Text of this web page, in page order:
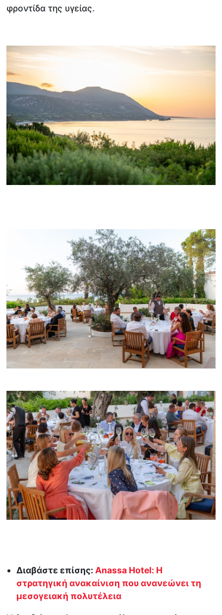
φροντίδα της υγείας.
Διαβάστε επίσης: Anassa Hotel: Η
στρατηγική ανακαίνιση που ανανεώνει τη
μεσογειακή πολυτέλεια